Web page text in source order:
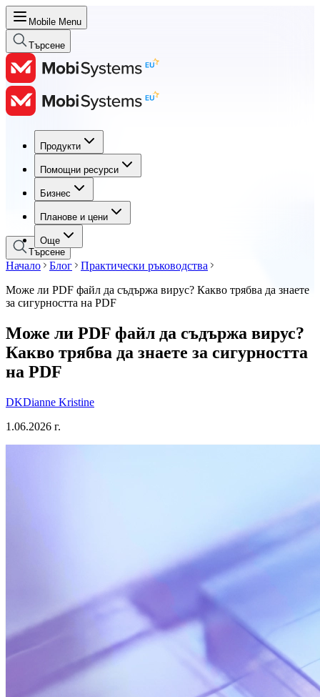
Mobile Menu
Търсене
Продукти
Помощни ресурси
Бизнес
Планове и цени
Още
Продукти
Помощни ресурси
Бизнес
Планове и цени
Търсене
Начало Блог
Практически ръководства
Може ли PDF файл да съдържа вирус? Какво трябва да знаете
за сигурността на PDF
Може ли PDF файл да съдържа вирус?
Какво трябва да знаете за сигурността
на PDF
DKDianne Kristine
1.06.2026 г.